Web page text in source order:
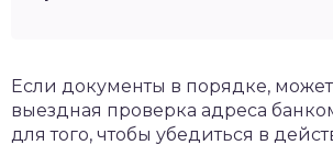
Если документы в порядке,
выездная проверка адреса
для того, чтобы убедиться в